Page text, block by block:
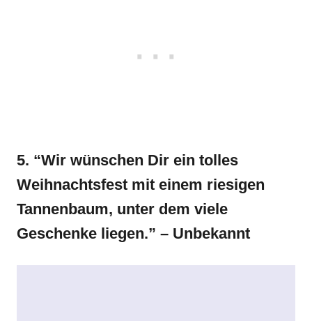
5. “Wir wünschen Dir ein tolles
Weihnachtsfest mit einem riesigen
Tannenbaum, unter dem viele
Geschenke liegen.” – Unbekannt